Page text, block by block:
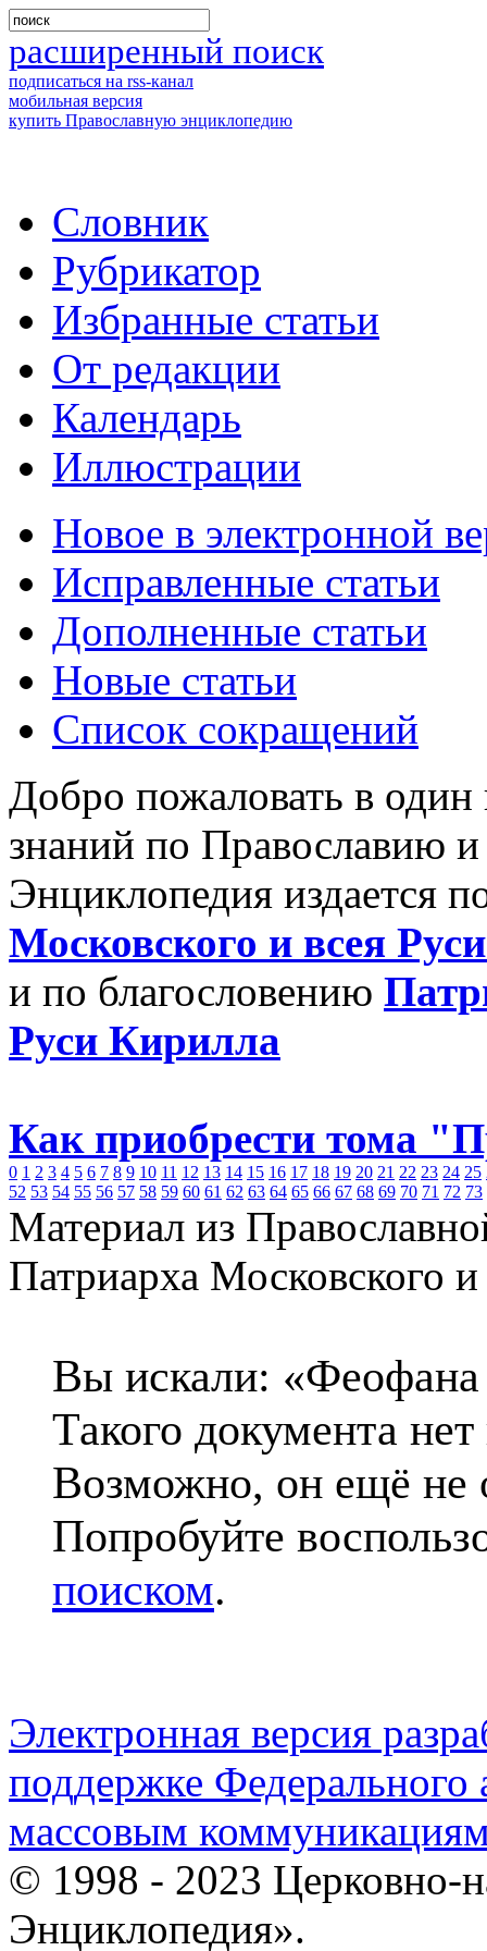
расширенный поиск
подписаться на rss-канал
мобильная версия
купить Православную энциклопедию
Словник
Рубрикатор
Избранные статьи
От редакции
Календарь
Иллюстрации
Новое в электронной
Исправленные статьи
Дополненные статьи
Новые статьи
Список сокращений
Добро пожаловать в
знаний по Православию
Энциклопедия издается
Московского и всея
и по благословению
Руси Кирилла
Как приобрести тома
0 1 2 3 4 5 6 7 8 9 10 11 12 13 14 15 16 17 18 19 20 21 22 23 24 25
52 53 54 55 56 57 58 59 60 61 62 63 64 65 66 67 68 69 70 71 72 73
Материал из
Патриарха Московского
Вы искали: «Феофана
Такого документа
Возможно, он ещё не
Попробуйте
поиском.
Электронная версия
поддержке Федерального
массовым
© 1998 - 2023 Церковно-
Энциклопедия».